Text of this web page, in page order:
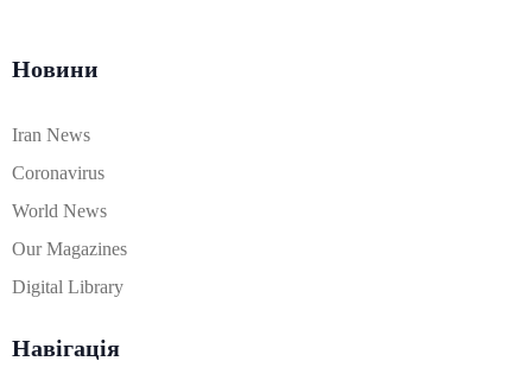
Новини
Iran News
Coronavirus
World News
Our Magazines
Digital Library
Навігація